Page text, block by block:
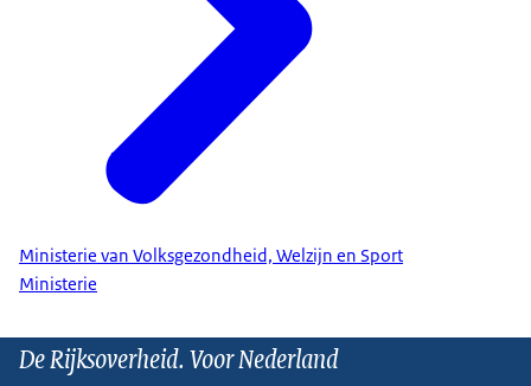
Ministerie van Volksgezondheid, Welzijn en Sport
Ministerie
De Rijksoverheid. Voor Nederland